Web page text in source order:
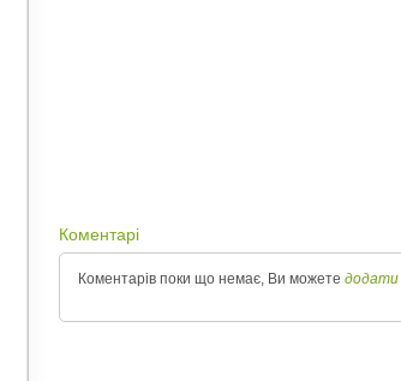
Коментарі
Коментарів поки що немає, Ви можете додати